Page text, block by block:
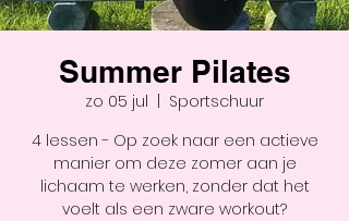
Summer Pilates
zo 05 jul
Sportschuur
4 lessen - Op zoek naar een actieve
manier om deze zomer aan je
lichaam te werken, zonder dat het
voelt als een zware workout?